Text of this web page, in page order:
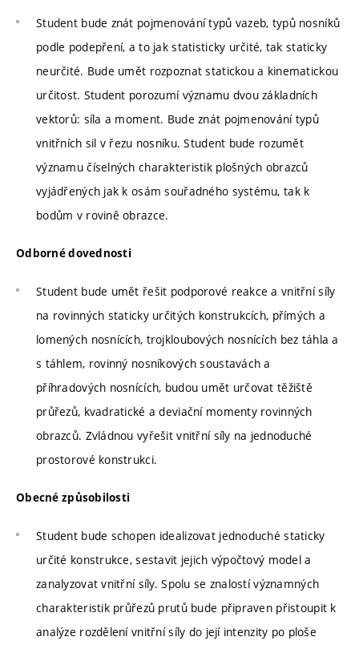
Student bude znát pojmenování typů vazeb, typů nosníků
podle podepření, a to jak statisticky určité, tak staticky
neurčité. Bude umět rozpoznat statickou a kinematickou
určitost. Student porozumí významu dvou základních
vektorů: síla a moment. Bude znát pojmenování typů
vnitřních sil v řezu nosníku. Student bude rozumět
významu číselných charakteristik plošných obrazců
vyjádřených jak k osám souřadného systému, tak k
bodům v rovině obrazce.
Odborné dovednosti
Student bude umět řešit podporové reakce a vnitřní síly
na rovinných staticky určitých konstrukcích, přímých a
lomených nosnících, trojkloubových nosnících bez táhla a
s táhlem, rovinný nosníkových soustavách a
příhradových nosnících, budou umět určovat těžiště
průřezů, kvadratické a deviační momenty rovinných
obrazců. Zvládnou vyřešit vnitřní síly na jednoduché
prostorové konstrukci.
Obecné způsobilosti
Student bude schopen idealizovat jednoduché staticky
určité konstrukce, sestavit jejich výpočtový model a
zanalyzovat vnitřní síly. Spolu se znalostí významných
charakteristik průřezů prutů bude připraven přistoupit k
analýze rozdělení vnitřní síly do její intenzity po ploše